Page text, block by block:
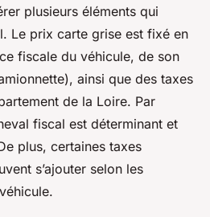
plusieurs éléments qui
Le prix carte grise est fixé en
fiscale du véhicule, de son
ainsi que des taxes
de la Loire. Par
fiscal est déterminant et
plus, certaines taxes
s’ajouter selon les